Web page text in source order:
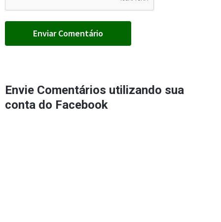
Envie Comentários utilizando sua
conta do Facebook